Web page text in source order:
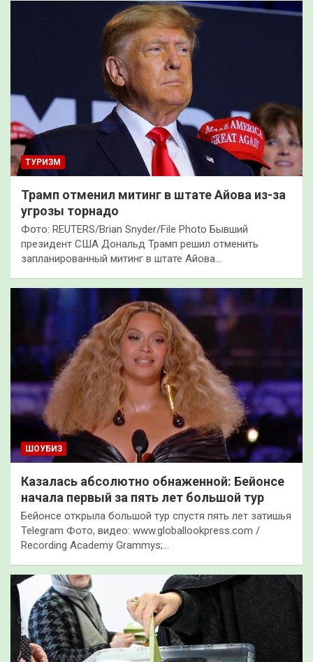
ТУРИЗМ
Трамп отменил митинг в штате Айова из-за
угрозы торнадо
Фото: REUTERS/Brian Snyder/File Photo Бывший
президент США Дональд Трамп решил отменить
запланированный митинг в штате Айова…
ШОУБИЗ
Казалась абсолютно обнаженной: Бейонсе
начала первый за пять лет большой тур
Бейонсе открыла большой тур спустя пять лет затишья
Telegram Фото, видео: www.globallookpress.com /
Recording Academy Grammys;…